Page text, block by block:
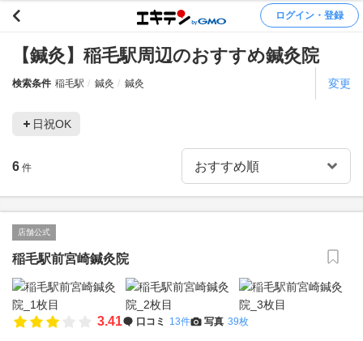
ログイン・登録
【鍼灸】稲毛駅周辺のおすすめ鍼灸院
検索条件 稲毛駅 鍼灸 鍼灸 変更
日祝OK
6 件
店舗公式
稲毛駅前宮崎鍼灸院
3.41 口コミ 13件 写真 39枚